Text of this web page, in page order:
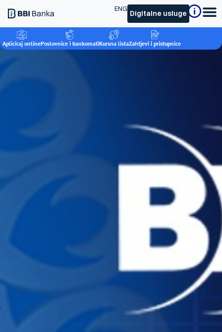
Digitalne usluge
ENG
Apliciraj onlinePoslovnice i bankomatiKursna listaZahtjevi i pristupnice